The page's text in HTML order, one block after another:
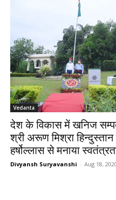
Vedanta
देश के विकास में खनिज
श्री अरूण मिश्रा
हर्षोल्लास से मनाया
Divyansh Suryavanshi - Aug 18,